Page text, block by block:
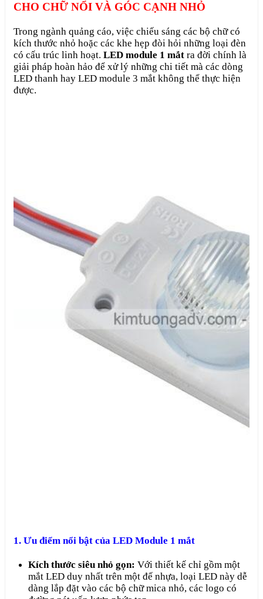
CHO CHỮ NỔI VÀ GÓC CẠNH NHỎ
Trong ngành quảng cáo, việc chiếu sáng các bộ chữ có
kích thước nhỏ hoặc các khe hẹp đòi hỏi những loại đèn
có cấu trúc linh hoạt. LED module 1 mắt ra đời chính là
giải pháp hoàn hảo để xử lý những chi tiết mà các dòng
LED thanh hay LED module 3 mắt không thể thực hiện
được.
1. Ưu điểm nổi bật của LED Module 1 mắt
Kích thước siêu nhỏ gọn: Với thiết kế chỉ gồm một
mắt LED duy nhất trên một đế nhựa, loại LED này dễ
dàng lắp đặt vào các bộ chữ mica nhỏ, các logo có